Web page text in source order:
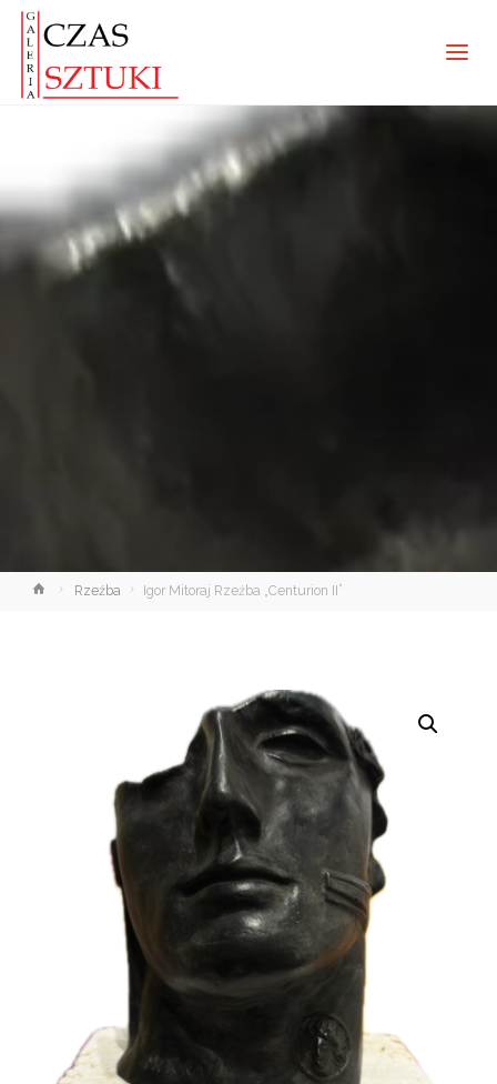
StronaRzeźba Igor Mitoraj Rzeźba „Centurion II”